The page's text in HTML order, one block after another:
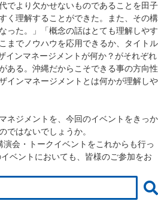
でより欠かせないものであることを田子
く理解することができた。また、その構
った。」「概念の話はとても理解しやす
までノウハウを応用できるか、タイトル
インマネージメントが何か？がそれぞれ
ある。沖縄だからこそできる事の方向性
インマネージメントとは何かが理解しや
ネジメントを、今回のイベントをきっか
ではないでしょうか。
演会・トークイベントをこれからも行っ
ベントにおいても、皆様のご参加をお